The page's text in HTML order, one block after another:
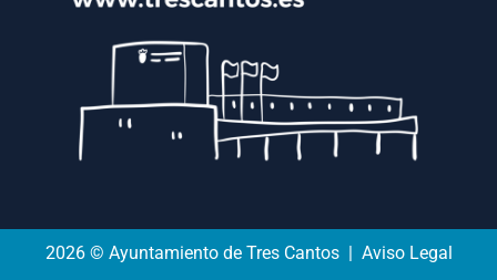
2026 © Ayuntamiento de Tres Cantos | Aviso Legal